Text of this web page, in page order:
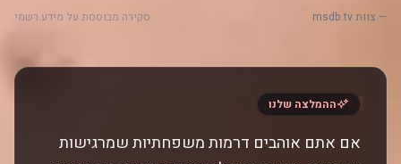
— צוות msdb.tv סקירה מבוססת על מידע רשמי
" ההמלצה שלנו
אם אתם אוהבים דרמות משפחתיות שמרגישות